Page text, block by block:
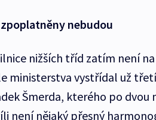
nebudou
nižších tříd zatím není
ministerstva vystřídal už
Šmerda, kterého po dvou
není nějaký přesný